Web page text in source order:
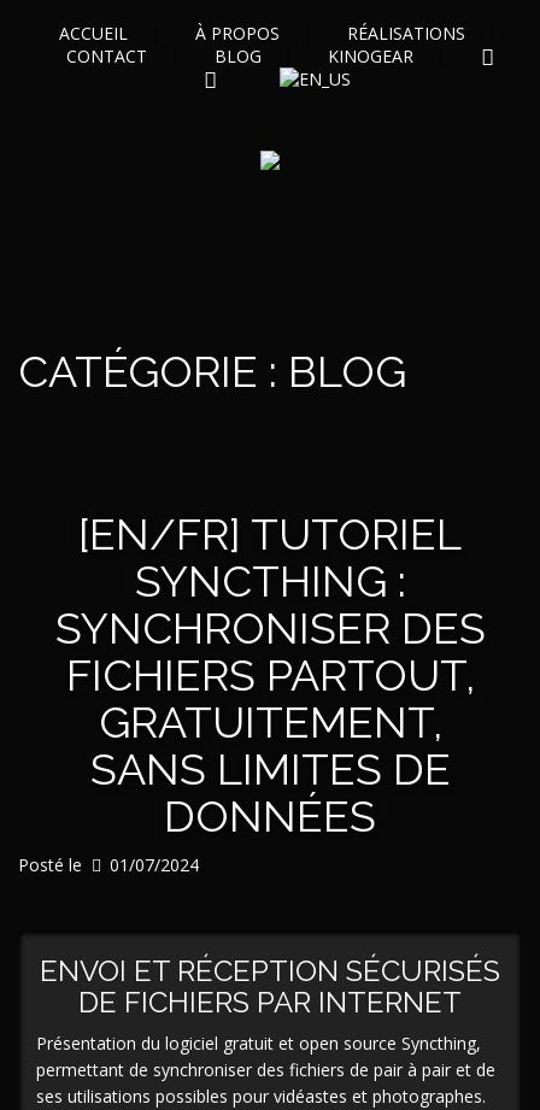
ACCUEIL À PROPOS
RÉALISATIONS
CONTACT
BLOG
KINOGEAR
INSTAGRAMFACEBOOK
CATÉGORIE : BLOG
[EN/FR] TUTORIEL
SYNCTHING :
SYNCHRONISER DES
FICHIERS PARTOUT,
GRATUITEMENT,
SANS LIMITES DE
DONNÉES
Posté le 01/07/2024
ENVOI ET RÉCEPTION SÉCURISÉS
DE FICHIERS PAR INTERNET
Présentation du logiciel gratuit et open source Syncthing,
permettant de synchroniser des fichiers de pair à pair et de
ses utilisations possibles pour vidéastes et photographes.